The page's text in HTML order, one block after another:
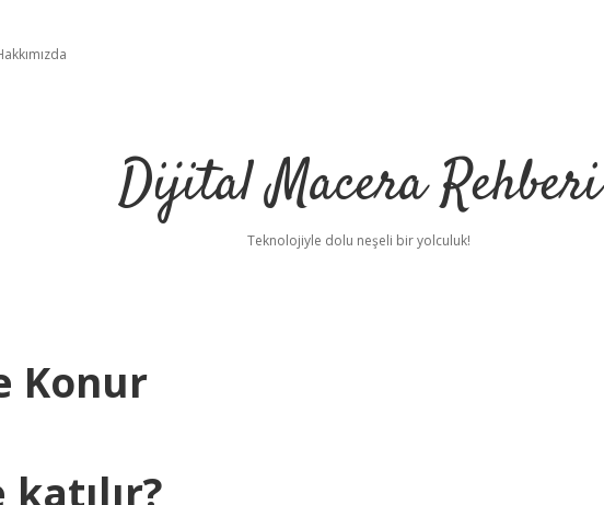
Dijital Macera Rehberi
Teknolojiyle dolu neşeli bir yolculuk!
Konur